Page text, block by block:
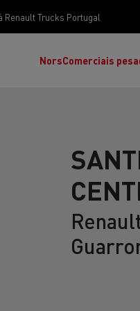
Renault Trucks Portugal
NorsComerciais